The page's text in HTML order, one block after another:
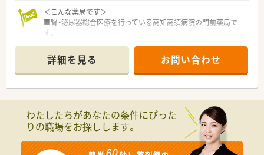
■在宅医療に特化した専門店舗の運営や、漢方専門の店舗を展開
するなど、地域医療の多様なニーズに柔軟に応え続けています。
＜こんな薬局です＞
■腎・泌尿器総合医療を行っている高知高須病院の門前薬局で
す。
■複数薬剤師が在籍している店舗です。管理薬剤師は男性です。
＜業務内容＞
■調剤・投薬・監査 等外来対応業務がメインです。
■内科・泌尿器科・循環器科・透析・整形外科の処方箋を主に取り
扱います。
■投薬口は2か所。患者様の近くまで持っていき投薬を行われて
います。
詳細を見る お問い合わせ
わたしたちがあなたの条件にぴった
りの職場をお探しします。